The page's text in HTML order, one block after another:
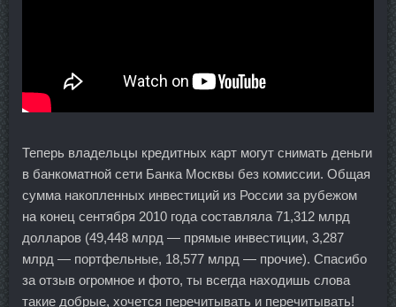
Теперь владельцы кредитных карт могут снимать деньги
в банкоматной сети Банка Москвы без комиссии. Общая
сумма накопленных инвестиций из России за рубежом
на конец сентября 2010 года составляла 71,312 млрд
долларов (49,448 млрд — прямые инвестиции, 3,287
млрд — портфельные, 18,577 млрд — прочие). Спасибо
за отзыв огромное и фото, ты всегда находишь слова
такие добрые, хочется перечитывать и перечитывать!